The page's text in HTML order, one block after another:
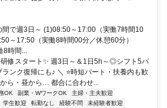
内規定あり★
間で週3日～ (1)08:50～17:00（実働7時間10
～17:50（実働8時間00分／休憩60分）
8時間...
修スタート✨ 週3日～＆1日5h～◎シフト5パ
ンク復帰にも♪ ＼ ⭐時短パート・扶養内も歓
ら・昼から… 都合に合わせ...
OK 副業・WワークOK
主婦・主夫歓迎
学生歓迎 転勤なし 経験不問
未経験者歓迎